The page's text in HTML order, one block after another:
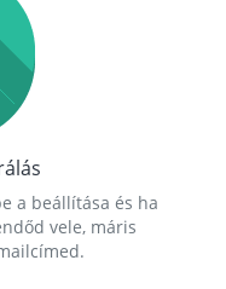
a beállítása és ha
vele, máris